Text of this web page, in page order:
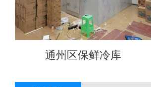
通州区保鲜冷库